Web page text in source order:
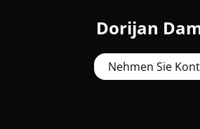
Dorijan
Nehmen Sie